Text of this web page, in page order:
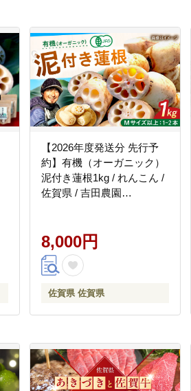
【2026年度発送分 先行予
約】有機（オーガニック）
泥付き蓮根1kg / れんこん /
佐賀県 / 吉田農園
8,000円
佐賀県 佐賀県